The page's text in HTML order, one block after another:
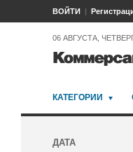
ВОЙТИ
06 АВГУСТА,
КАТЕГОРИИ
ДАТА